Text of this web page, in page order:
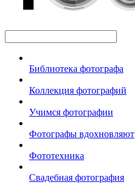
Библиотека фотографа
Коллекция фотографий
Учимся фотографии
Фотографы вдохновляют
Фототехника
Свадебная фотография